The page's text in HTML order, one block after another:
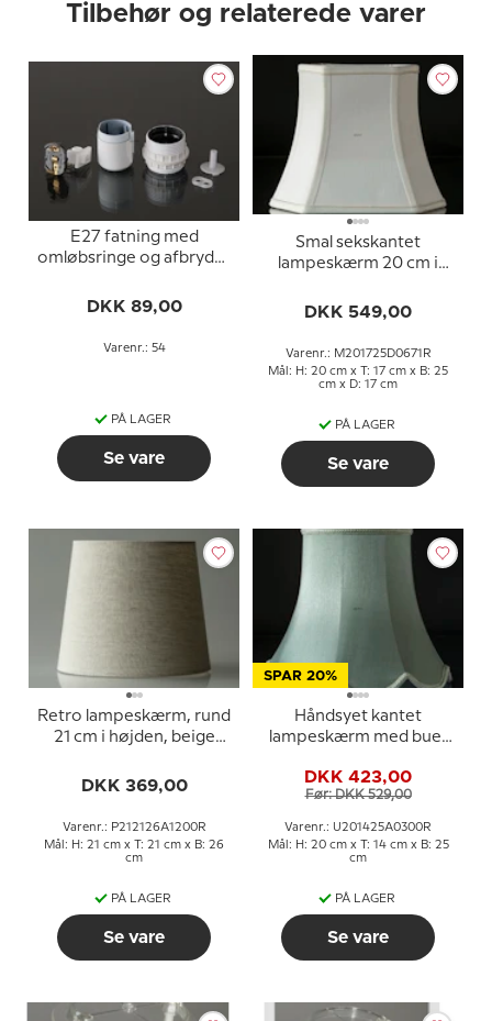
Tilbehør og relaterede varer
E27 fatning med
omløbsringe og afbryder
DKK 89,00
Varenr.: 54
PÅ LAGER
Se vare
Smal sekskantet
lampeskærm 20 cm i
DKK 549,00
Varenr.: M201725D0671R
Mål: H: 20 cm x T: 17 cm x B: 25
cm x D: 17 cm
PÅ LAGER
Se vare
Retro lampeskærm, rund
21 cm i højden, beige
DKK 369,00
Varenr.: P212126A1200R
Mål: H: 21 cm x T: 21 cm x B: 26
cm
PÅ LAGER
Se vare
SPAR 20%
Håndsyet kantet
lampeskærm med buer
silke stof
DKK 423,00
Før: DKK 529,00
Varenr.: U201425A0300R
Mål: H: 20 cm x T: 14 cm x B: 25
cm
PÅ LAGER
Se vare